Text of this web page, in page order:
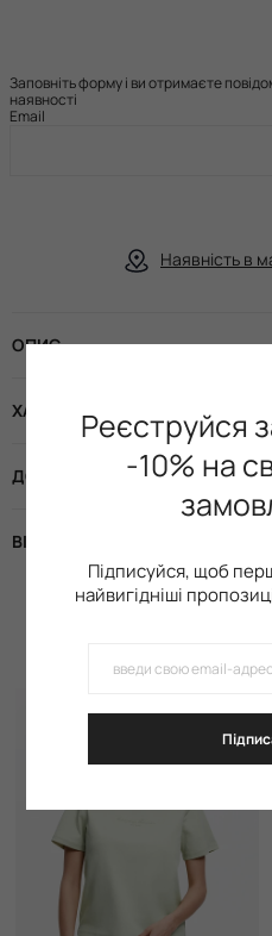
Заповніть форму і ви отримаєте
наявності
Email
Наявність в
ОПИС
ХАРАКТЕРИСТИКИ
ДОСТАВКА І ОПЛАТА
ВІДГУКИ (7)
Реєструйся
-10% на
Підписуйся, щоб
найвигідніші